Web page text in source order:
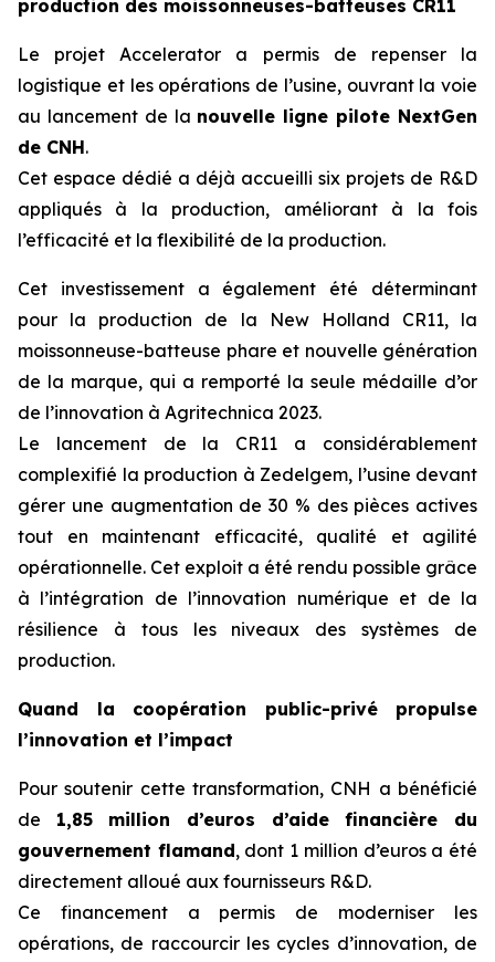
production des moissonneuses-batteuses CR11
Le projet Accelerator a permis de repenser la
logistique et les opérations de l’usine, ouvrant la voie
au lancement de la nouvelle ligne pilote NextGen
de CNH.
Cet espace dédié a déjà accueilli six projets de R&D
appliqués à la production, améliorant à la fois
l’efficacité et la flexibilité de la production.
Cet investissement a également été déterminant
pour la production de la New Holland CR11, la
moissonneuse-batteuse phare et nouvelle génération
de la marque, qui a remporté la seule médaille d’or
de l’innovation à Agritechnica 2023.
Le lancement de la CR11 a considérablement
complexifié la production à Zedelgem, l’usine devant
gérer une augmentation de 30 % des pièces actives
tout en maintenant efficacité, qualité et agilité
opérationnelle. Cet exploit a été rendu possible grâce
à l’intégration de l’innovation numérique et de la
résilience à tous les niveaux des systèmes de
production.
Quand la coopération public-privé propulse
l’innovation et l’impact
Pour soutenir cette transformation, CNH a bénéficié
de 1,85 million d’euros d’aide financière du
gouvernement flamand, dont 1 million d’euros a été
directement alloué aux fournisseurs R&D.
Ce financement a permis de moderniser les
opérations, de raccourcir les cycles d’innovation, de